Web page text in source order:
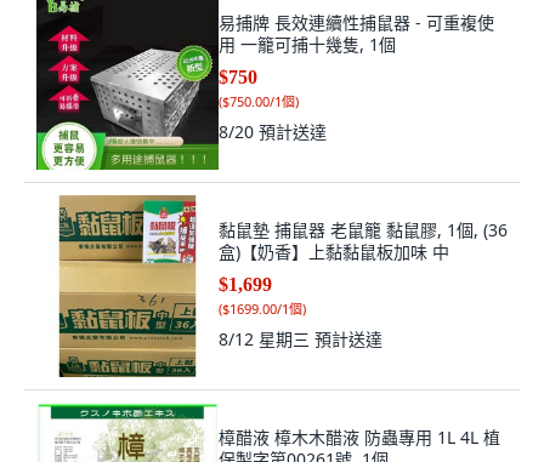
易捕牌 長效連續性捕鼠器 - 可重複使
用 一籠可捕十幾隻, 1個
$750
($750.00/1個)
8/20 預計送達
黏鼠墊 捕鼠器 老鼠籠 黏鼠膠, 1個, (36
盒)【奶香】上黏黏鼠板加味 中
$1,699
($1699.00/1個)
8/12 星期三 預計送達
樟醋液 樟木木醋液 防蟲專用 1L 4L 植